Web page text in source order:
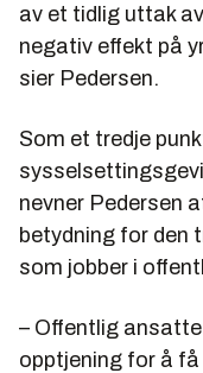
av et tidlig uttak
negativ effekt på
sier Pedersen.
Som et tredje
nevner Pedersen
betydning for den
som jobber i
– Offentlig
opptjening for å få